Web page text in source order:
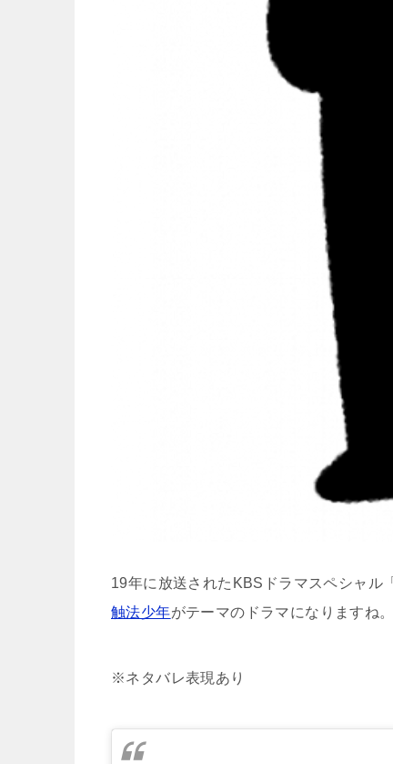
19年に放送されたKBSドラマスペシャル「
触法少年がテーマのドラマになりますね。
※ネタバレ表現あり